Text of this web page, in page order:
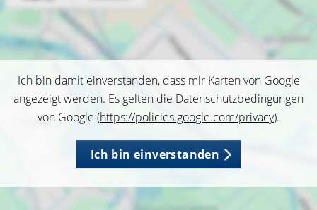
Ich bin damit einverstanden, dass mir Karten von Google
angezeigt werden. Es gelten die Datenschutzbedingungen
von Google (https://policies.google.com/privacy).
Ich bin einverstanden